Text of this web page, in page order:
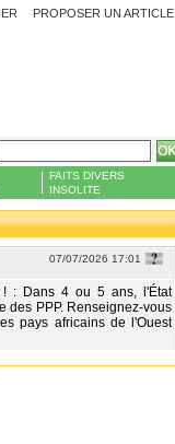
PROPOSER UN ARTICLE
FAITS DIVERS
INSOLITE
07/07/2026 17:01
: Dans 4 ou 5 ans, l'État
des PPP. Renseignez-vous
pays africains de l'Ouest